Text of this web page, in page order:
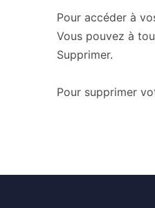
Pour accéder à
Vous pouvez à
Supprimer.
Pour supprimer